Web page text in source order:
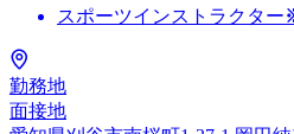
スポーツインストラクター
勤務地
面接地